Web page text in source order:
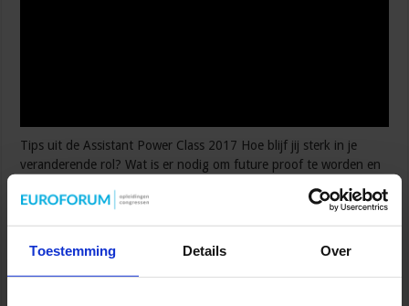
Toestemming Details Over
Tips uit de Assistant Power Class 2017 Hoe blijf jij sterk in je
veranderende rol? Wat is er nodig om future proof te worden en
31 oktober 2017 hun visie op deze vragen. Er kwamen veel tips
en richtlijnen voorbij deze dag. We zetten ze voor je op een rij!
spelen een hele belangrijke …